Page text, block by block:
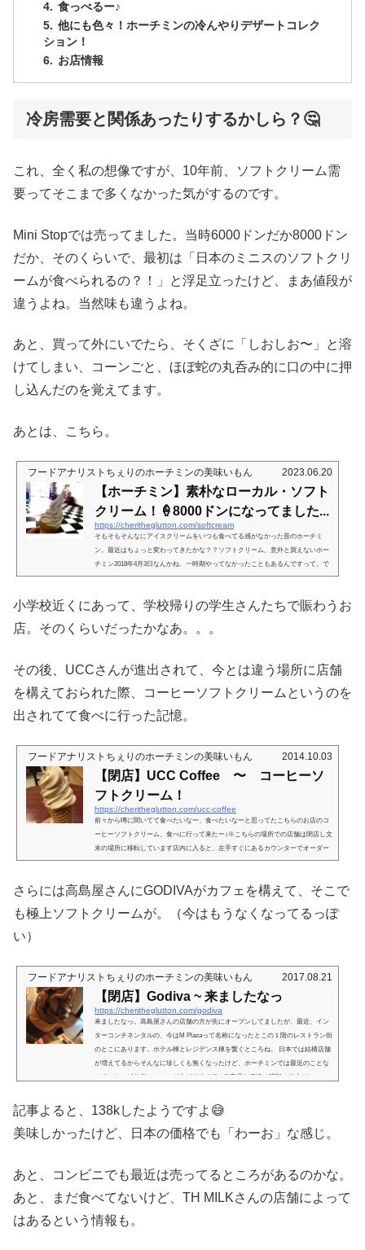
食っべるー♪
他にも色々！ホーチミンの冷んやりデザートコレク
ション！
お店情報
冷房需要と関係あったりするかしら？🤔
これ、全く私の想像ですが、10年前、ソフトクリーム需
要ってそこまで多くなかった気がするのです。
Mini Stopでは売ってました。当時6000ドンだか8000ドン
だか、そのくらいで、最初は「日本のミニスのソフトクリ
ームが食べられるの？！」と浮足立ったけど、まあ値段が
違うよね。当然味も違うよね。
あと、買って外にいでたら、そくざに「しおしお〜」と溶
けてしまい、コーンごと、ほぼ蛇の丸呑み的に口の中に押
し込んだのを覚えてます。
あとは、こちら。
フードアナリストちぇりのホーチミンの美味いもん 2023.06.20
【ホーチミン】素朴なローカル・ソフト
クリーム！🍦8000ドンになってました...
https://cheritheglutton.com/softcream
そもそもそんなにアイスクリームをいつも食べてる感がなかった昔のホーチミ
ン。最近はちょっと変わってきたかな？？ソフトクリーム、意外と買えないホー
チミン2018年4月3日なんかね、一時期やってなかったこともあるんですって。で
も私が行った時は復活してた。なのでこの記事を書いた後もやってたりやってな
あるけど、それがこの店のためのものかどうかもわからんくらいにボロボロにな
小学校近くにあって、学校帰りの学生さんたちで賑わうお
店。そのくらいだったかなあ。。。
その後、UCCさんが進出されて、今とは違う場所に店舗
を構えておられた際、コーヒーソフトクリームというのを
出されてて食べに行った記憶。
フードアナリストちぇりのホーチミンの美味いもん 2014.10.03
【閉店】UCC Coffee 〜 コーヒーソ
フトクリーム！
https://cheritheglutton.com/ucc-coffee
前々から噂に聞いてて食べたいなー、食べたいなーと思ってたこちらのお店のコ
ーヒーソフトクリーム、食べに行って来たー♪※こちらの場所での店舗は閉店し文
末の場所に移転しています店内に入ると、左手すぐにあるカウンターでオーダー
を先にするチェーンカフェ式スタイルですが、奥に入ると…おーーー！！何か懐
ってはこういうところ、すくなくなってきてるよね。猫も杓子も小洒落ちゃって
さらには高島屋さんにGODIVAがカフェを構えて、そこで
も極上ソフトクリームが。（今はもうなくなってるっぽ
い）
フードアナリストちぇりのホーチミンの美味いもん 2017.08.21
【閉店】Godiva ~ 来ましたなっ
https://cheritheglutton.com/godiva
来ましたなっ。高島屋さんの店舗の方が先にオープンしてましたが、最近、イン
ターコンチネンタルの、今はM Plazaって名称になったとこの１階のレストラン街
のとこにあります。ホテル棟とレジデンス棟を繋ぐところね。 日本では結構店舗
が増えてるからそんなに珍しくも無くなったけど、ホーチミンでは最近のことな
ので、やっぱりテンションが上がります(^・^)商品と価格の明記の仕方が、こっ
ュアルじゃないのでバランスが取れて良いかも。。。（よくない...
記事よると、138kしたようですよ😅
美味しかったけど、日本の価格でも「わーお」な感じ。
あと、コンビニでも最近は売ってるところがあるのかな。
あと、まだ食べてないけど、TH MILKさんの店舗によって
はあるという情報も。